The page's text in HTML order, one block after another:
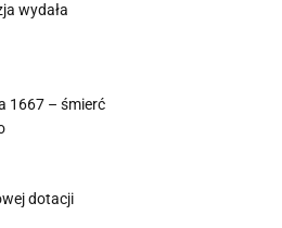
wydała
1667 – śmierć
dotacji